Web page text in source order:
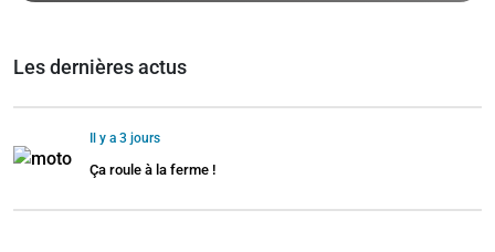
Les dernières actus
Il y a 3 jours
Ça roule à la ferme !